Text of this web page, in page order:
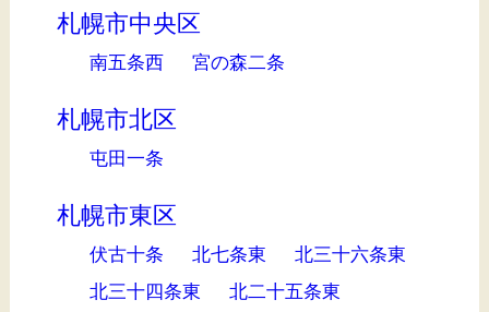
札幌市中央区
南五条西 宮の森二条
札幌市北区
屯田一条
札幌市東区
伏古十条 北七条東
北三十六条東
北三十四条東
北二十五条東